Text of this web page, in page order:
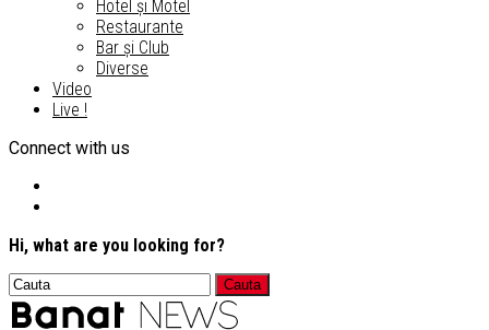
Hotel și Motel
Restaurante
Bar și Club
Diverse
Video
Live !
Connect with us
Hi, what are you looking for?